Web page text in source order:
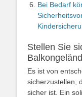
Bei Bedarf
Stellen Sie
Es ist von
sicherzustellen,
sicher ist. Ein